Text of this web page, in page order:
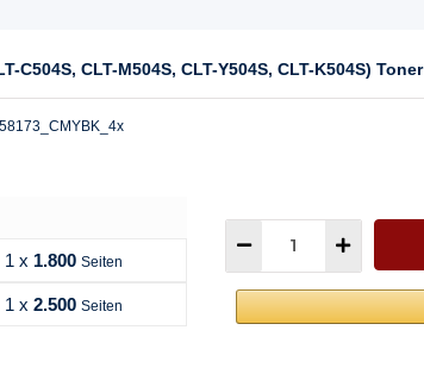
CLT-M504S, CLT-Y504S, CLT-K504S) Toner
1 x 1.800 Seiten
1 x 2.500 Seiten